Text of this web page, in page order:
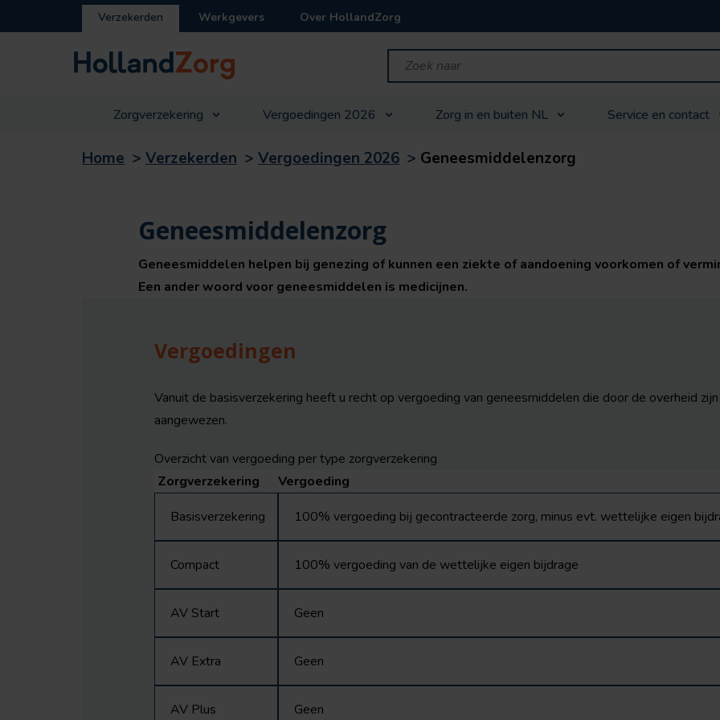
Verzekerden Werkgevers Over HollandZorg
Zorgverzekering Vergoedingen 2026 Zorg in en buiten NL Service en contact
Home > Verzekerden > Vergoedingen 2026 > Geneesmiddelenzorg
Geneesmiddelenzorg
Geneesmiddelen helpen bij genezing of kunnen een ziekte of aandoening voorkomen of
Een ander woord voor geneesmiddelen is medicijnen.
Vergoedingen
Vanuit de basisverzekering heeft u recht op vergoeding van geneesmiddelen die door de overheid zijn
aangewezen.
Overzicht van vergoeding per type zorgverzekering
Zorgverzekering
Vergoeding
Basisverzekering
100% vergoeding bij gecontracteerde zorg, minus evt. wettelijke eigen
Compact 100% vergoeding van de wettelijke eigen bijdrage
AV Start Geen
AV Extra Geen
AV Plus Geen